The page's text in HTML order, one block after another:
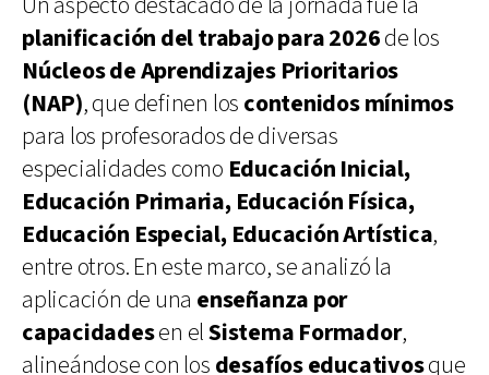
planificación del trabajo para 2026de los
Núcleos de Aprendizajes Prioritarios
(NAP), que definen los contenidos mínimos
para los profesorados de diversas
especialidades como Educación Inicial,
Educación Primaria, Educación Física,
Educación Especial, Educación Artística,
entre otros. En este marco, se analizó la
aplicación de una enseñanza por
capacidadesen elSistema Formador,
alineándose con los desafíos educativosque